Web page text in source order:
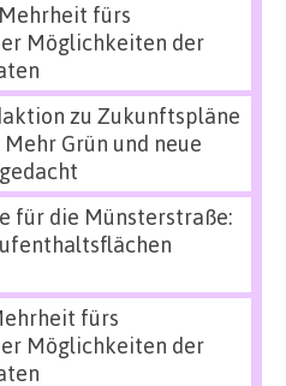
fürs
Möglichkeiten der
zu Zukunftspläne
Grün und neue
für die Münsterstraße:
fürs
Möglichkeiten der